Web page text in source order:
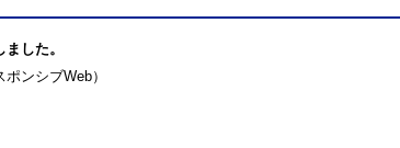
した。
ンシブWeb）